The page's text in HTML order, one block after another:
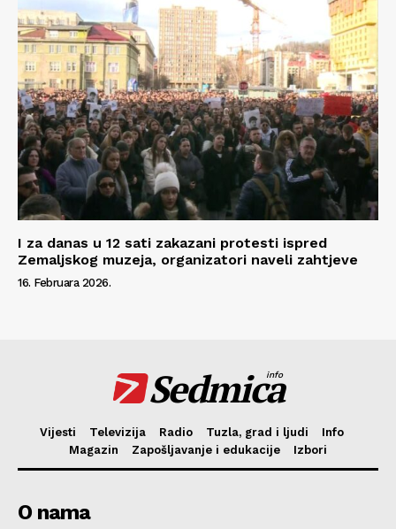
I za danas u 12 sati zakazani protesti ispred
Zemaljskog muzeja, organizatori naveli zahtjeve
16. Februara 2026.
Sedmica
info
Vijesti Televizija Radio Tuzla, grad i ljudi
Info
Magazin
Zapošljavanje i edukacije Izbori
O nama